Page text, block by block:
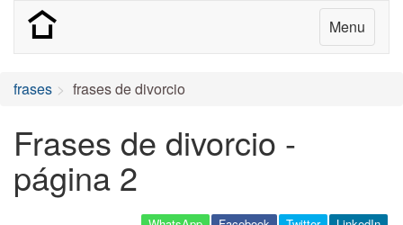
Menu
frases frases de divorcio
Frases de divorcio -
página 2